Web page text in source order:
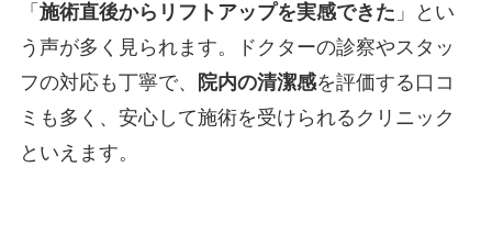
「 施術直後からリフトアップを実感できた 」とい
う声が多く見られます。ドクターの診察やスタッ
フの対応も丁寧で、
院内の清潔感を評価する口コ
ミも多く、安心して施術を受けられるクリニック
といえます。